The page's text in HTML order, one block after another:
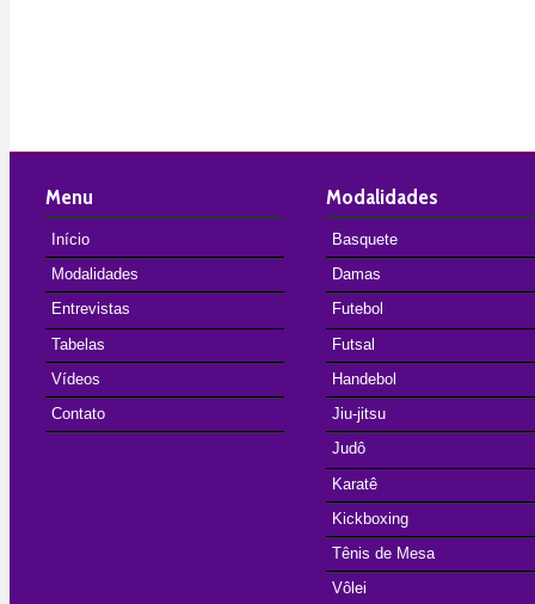
Menu
Início
Modalidades
Entrevistas
Tabelas
Vídeos
Contato
Modalidades
Basquete
Damas
Futebol
Futsal
Handebol
Jiu-jitsu
Judô
Karatê
Kickboxing
Tênis de Mesa
Vôlei